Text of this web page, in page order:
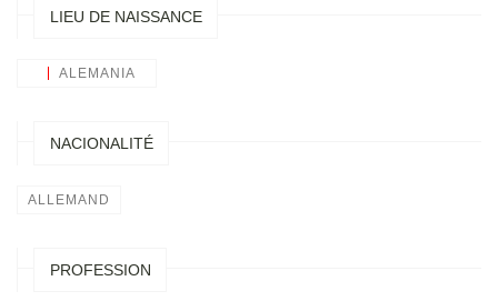
LIEU DE NAISSANCE
ALEMANIA
NACIONALITÉ
ALLEMAND
PROFESSION